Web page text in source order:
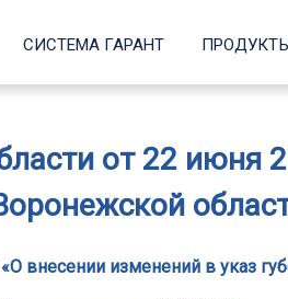
СИСТЕМА ГАРАНТ
от 22 июня
внесении изменений в указ